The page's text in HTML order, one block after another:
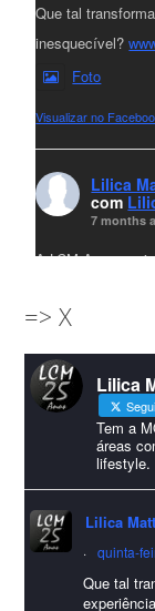
Que tal
inesquecível?
Foto
Visualizar no
Lilica
com
7 months
A LCM
amigos que
#lcmassessoria
#HappyNewYear
Foto
Visualizar no
Lilica
9 months
A Abrafas -
=> X
Lilica
Tem a
áreas
lifestyle.
Lilica
·
quinta-
Que tal